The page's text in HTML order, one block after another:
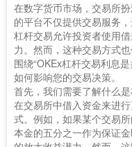
在数字货币市场，交易所
的平台不仅提供交易服务
杠杆交易允许投资者使用
力。然而，这种交易方式
围绕“OKEx杠杆交易利息
如何影响您的交易决策。
首先，我们需要了解什么
在交易所中借入资金来进
式。例如，如果某个交易
本金的五分之一作为保证